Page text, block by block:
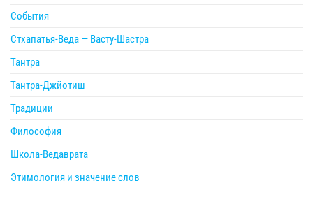
События
Стхапатья-Веда — Васту-Шастра
Тантра
Тантра-Джйотиш
Традиции
Философия
Школа-Ведаврата
Этимология и значение слов